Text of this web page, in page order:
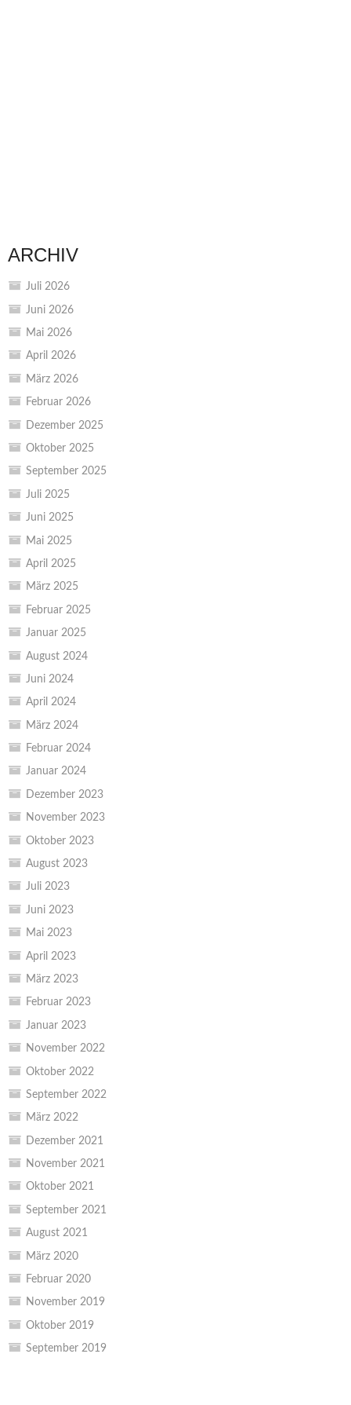
ARCHIV
Juli 2026
Juni 2026
Mai 2026
April 2026
März 2026
Februar 2026
Dezember 2025
Oktober 2025
September 2025
Juli 2025
Juni 2025
Mai 2025
April 2025
März 2025
Februar 2025
Januar 2025
August 2024
Juni 2024
April 2024
März 2024
Februar 2024
Januar 2024
Dezember 2023
November 2023
Oktober 2023
August 2023
Juli 2023
Juni 2023
Mai 2023
April 2023
März 2023
Februar 2023
Januar 2023
November 2022
Oktober 2022
September 2022
März 2022
Dezember 2021
November 2021
Oktober 2021
September 2021
August 2021
März 2020
Februar 2020
November 2019
Oktober 2019
September 2019